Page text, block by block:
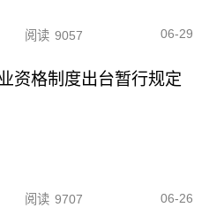
阅读 9057 06-29
资格制度出台暂行规定
阅读 9707 06-26